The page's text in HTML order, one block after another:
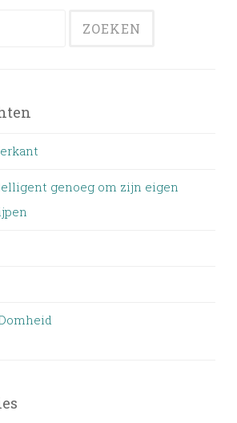
genoeg om zijn eigen